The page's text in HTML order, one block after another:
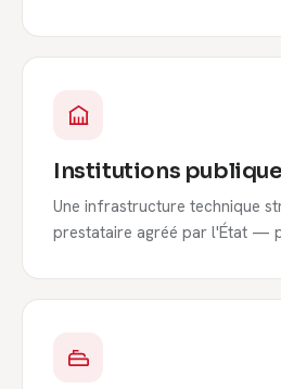
Institutions
Une infrastructure technique
prestataire agréé par l'État —